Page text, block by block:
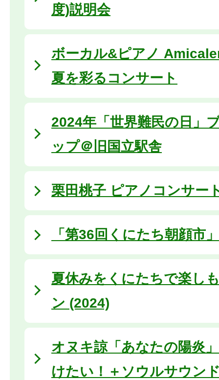
度)説明会
ボーカル&ピアノ
夏を彩るコンサート
2024年「世界難民の日」
ップ＠旧国立駅舎
栗田桃子 ピアノコンサー
「第36回くにたち朝顔市
夏休みをくにたちで楽し
ン (2024)
オヌキ諒「あなたの陽炎
けたい！＋ソウルサウン